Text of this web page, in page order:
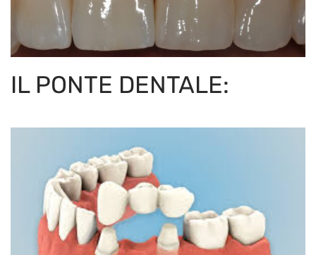
IL PONTE DENTALE: